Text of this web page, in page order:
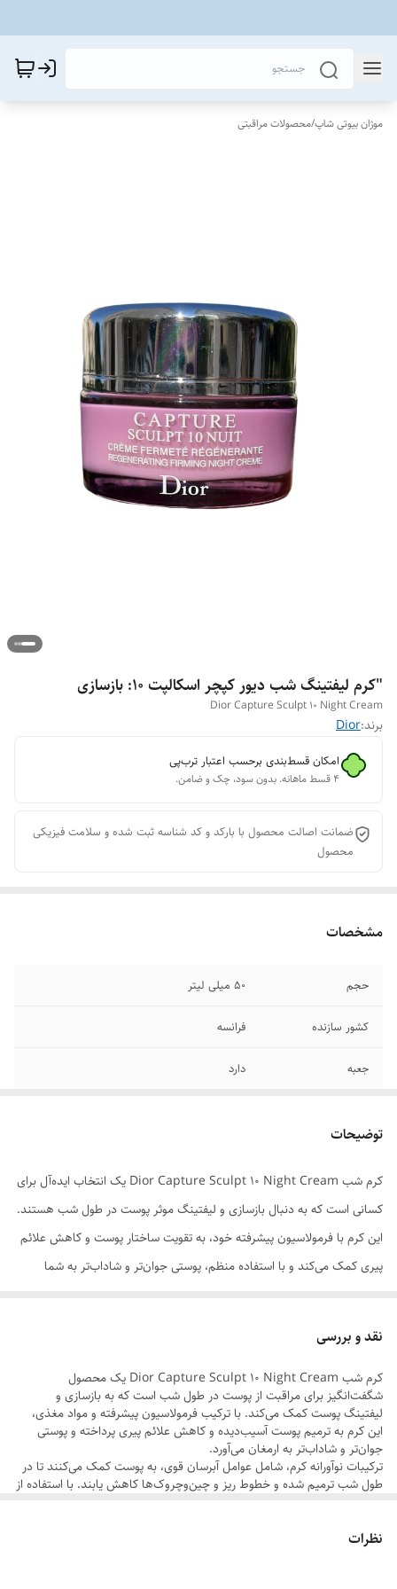
موژان بیوتی شاپ/محصولات مراقبتی
"کرم لیفتینگ شب دیور کپچر اسکالپت 10: بازسازی
Dior Capture Sculpt 10 Night Cream
برند:Dior
امکان قسط‌بندی برحسب اعتبار ترب‌پی
۴ قسط ماهانه. بدون سود، چک و ضامن.
ضمانت اصالت محصول با بارکد و کد شناسه ثبت شده و سلامت فیزیکی
محصول
مشخصات
حجم 50 میلی لیتر
کشور سازنده فرانسه
جعبه دارد
توضیحات
کرم شب Dior Capture Sculpt 10 Night Cream یک انتخاب ایده‌آل برای
کسانی است که به دنبال بازسازی و لیفتینگ موثر پوست در طول شب هستند.
این کرم با فرمولاسیون پیشرفته خود، به تقویت ساختار پوست و کاهش علائم
پیری کمک می‌کند و با استفاده منظم، پوستی جوان‌تر و شاداب‌تر به شما
بازسازی عمیق: با استفاده از ترکیبات نوآورانه، پوست را در طول شب ترمیم
و بازسازی می‌کند.
لیفتینگ مؤثر: به سفت‌تر شدن پوست کمک می‌کند و خطوط ریز را کاهش
می‌دهد.
افزایش شادابی پوست: با خاصیت آبرسانی قوی، پوست را نرم و درخشان
نگه می‌دارد.
برای مراقبت از پوست بهره می‌برد.
نقد و بررسی
کرم شب Dior Capture Sculpt 10 Night Cream یک محصول
شگفت‌انگیز برای مراقبت از پوست در طول شب است که به بازسازی و
لیفتینگ پوست کمک می‌کند. با ترکیب فرمولاسیون پیشرفته و مواد مغذی،
این کرم به ترمیم پوست آسیب‌دیده و کاهش علائم پیری پرداخته و پوستی
جوان‌تر و شاداب‌تر به ارمغان می‌آورد.
ترکیبات نوآورانه کرم، شامل عوامل آبرسان قوی، به پوست کمک می‌کنند تا در
طول شب ترمیم شده و خطوط ریز و چین‌وچروک‌ها کاهش یابند. با استفاده از
کمک کرده و پوستی محکم‌تر و صاف‌تر به شما می‌بخشد.
نظرات